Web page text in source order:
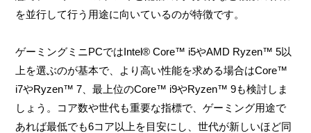
を並行して行う用途に向いているのが特徴です。
ゲーミングミニPCではIntel® Core™ i5やAMD Ryzen™ 5以
上を選ぶのが基本で、より高い性能を求める場合はCore™
i7やRyzen™ 7、最上位のCore™ i9やRyzen™ 9も検討しま
しょう。コア数や世代も重要な指標で、ゲーミング用途で
あれば最低でも6コア以上を目安にし、世代が新しいほど同